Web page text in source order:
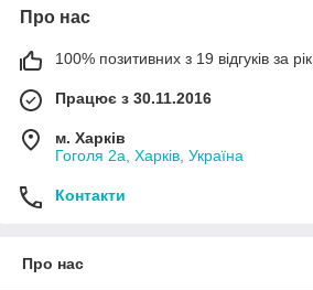
Про нас
100% позитивних з 19 відгуків за рік
Працює з 30.11.2016
м. Харків
Гоголя 2а, Харків, Україна
Контакти
Про нас